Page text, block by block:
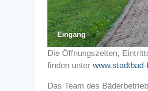
Eingang
Die Öffnungszeiten,
finden unter
Das Team des